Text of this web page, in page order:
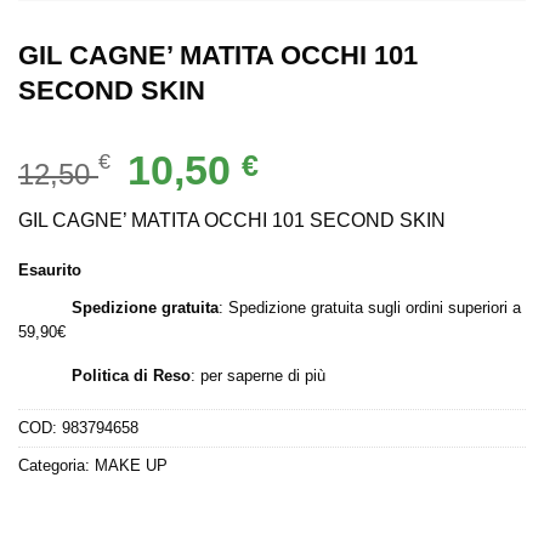
GIL CAGNE’ MATITA OCCHI 101
SECOND SKIN
12,50€
Il
prezzo
originale
10,50€Il
attuale
GIL CAGNE’ MATITA OCCHI 101 SECOND SKIN
Esaurito
Spedizione gratuita: Spedizione gratuita sugli ordini superiori a
59,90€
Politica di Reso: per saperne di più
COD: 983794658
Categoria: MAKE UP